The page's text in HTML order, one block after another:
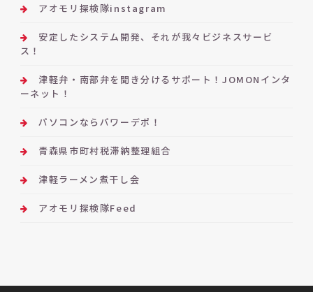
アオモリ探検隊instagram
安定したシステム開発、それが我々ビジネスサービ
ス！
津軽弁・南部弁を聞き分けるサポート！JOMONインタ
ーネット！
パソコンならパワーデポ！
青森県市町村税滞納整理組合
津軽ラーメン煮干し会
アオモリ探検隊Feed